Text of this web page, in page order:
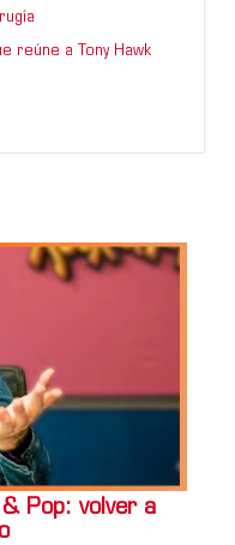
reúne a Tony Hawk
Pop: volver a